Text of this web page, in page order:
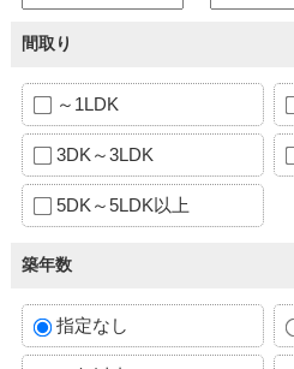
間取り
～1LDK
3DK～3LDK
5DK～5LDK以上
築年数
指定なし